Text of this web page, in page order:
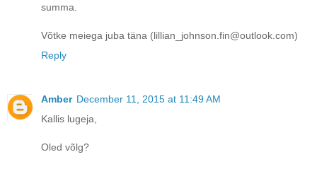
summa.
Võtke meiega juba täna (lillian_johnson.fin@outlook.com)
Reply
Amber December 11, 2015 at 11:49 AM
Kallis lugeja,
Oled võlg?